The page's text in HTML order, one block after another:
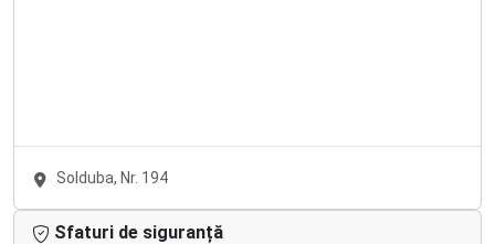
Solduba, Nr. 194
Sfaturi de siguranță